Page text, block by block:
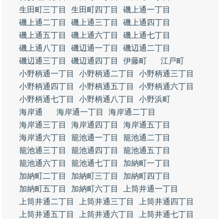
生田町三丁目
生田町四丁目
磯上通一丁目
磯上通二丁目
磯上通三丁目
磯上通四丁目
磯上通五丁目
磯上通六丁目
磯上通七丁目
磯上通八丁目
磯辺通一丁目
磯辺通二丁目
磯辺通三丁目
磯辺通四丁目 伊藤町
江戸町
小野柄通一丁目
小野柄通二丁目
小野柄通三丁目
小野柄通四丁目
小野柄通五丁目
小野柄通六丁目
小野柄通七丁目
小野柄通八丁目
小野浜町
海岸通
海岸通一丁目
海岸通二丁目
海岸通三丁目
海岸通四丁目
海岸通五丁目
海岸通六丁目
籠池通一丁目
籠池通二丁目
籠池通三丁目
籠池通四丁目
籠池通五丁目
籠池通六丁目
籠池通七丁目
加納町一丁目
加納町二丁目
加納町三丁目
加納町四丁目
加納町五丁目
加納町六丁目
上筒井通一丁目
上筒井通二丁目
上筒井通三丁目
上筒井通四丁目
上筒井通五丁目
上筒井通六丁目
上筒井通七丁目